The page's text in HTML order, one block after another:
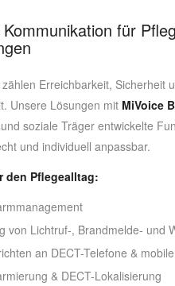
für
Erreichbarkeit, Sicherheit
Unsere Lösungen mit MiVoice
soziale Träger entwickelte
und individuell anpassbar.
den Pflegealltag:
von Lichtruf-, Brandmelde- und
an DECT-Telefone &
& DECT-Lokalisierung